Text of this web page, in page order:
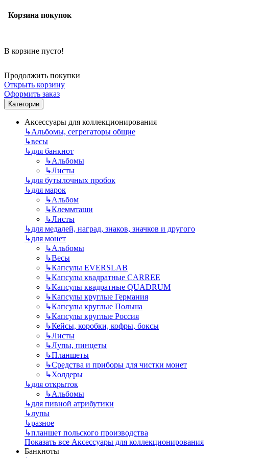
Корзина покупок
В корзине пусто!
Продолжить покупки
Открыть корзину
Оформить заказ
Категории
Аксессуары для коллекционирования
↳Альбомы, сегрегаторы общие
↳весы
↳для банкнот
↳Альбомы
↳Листы
↳для бутылочных пробок
↳для марок
↳Альбом
↳Клеммташи
↳Листы
↳для медалей, наград, знаков, значков и другого
↳для монет
↳Альбомы
↳Весы
↳Капсулы EVERSLAB
↳Капсулы квадратные CARREE
↳Капсулы квадратные QUADRUM
↳Капсулы круглые Германия
↳Капсулы круглые Польша
↳Капсулы круглые Россия
↳Кейсы, коробки, кофры, боксы
↳Листы
↳Лупы, пинцеты
↳Планшеты
↳Средства и приборы для чистки монет
↳Холдеры
↳для открыток
↳Альбомы
↳для пивной атрибутики
↳лупы
↳разное
↳планшет польского производства
Показать все Аксессуары для коллекционирования
Банкноты